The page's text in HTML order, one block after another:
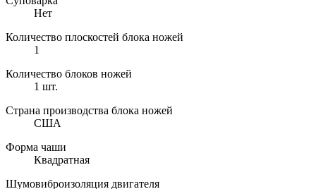
Нет
Количество плоскостей блока ножей
1
Количество блоков ножей
1 шт.
Страна производства блока ножей
США
Форма чаши
Квадратная
Шумовиброизоляция двигателя